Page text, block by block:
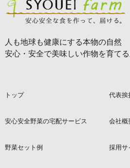
人も地球も健康にする本物の自然
安心・安全で美味しい作物を育て
トップ 代表挨
安心安全野菜の宅配サービス 会社概
野菜セット例 採用サ